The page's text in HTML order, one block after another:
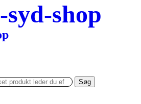
shop
Søg